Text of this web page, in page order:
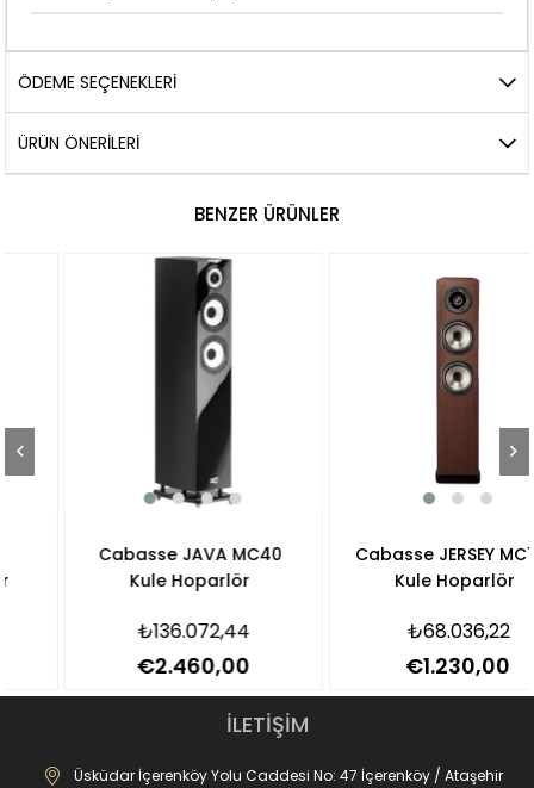
ÖDEME SEÇENEKLERI
ÜRÜN ÖNERILERI
BENZER ÜRÜNLER
Cabasse JAVA MC40
Kule Hoparlör
₺136.072,44
€2.460,00
Cabasse JERSEY MC170
Kule Hoparlör
₺68.036,22
€1.230,00
İLETİŞİM
Üsküdar İçerenköy Yolu Caddesi No: 47 İçerenköy / Ataşehir